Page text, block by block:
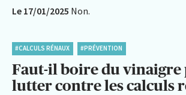
Le 17/01/2025 Non.
#CALCULS RÉNAUX #PRÉVENTION
Faut-il boire du
lutter contre les calculs